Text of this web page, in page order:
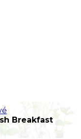
Breakfast